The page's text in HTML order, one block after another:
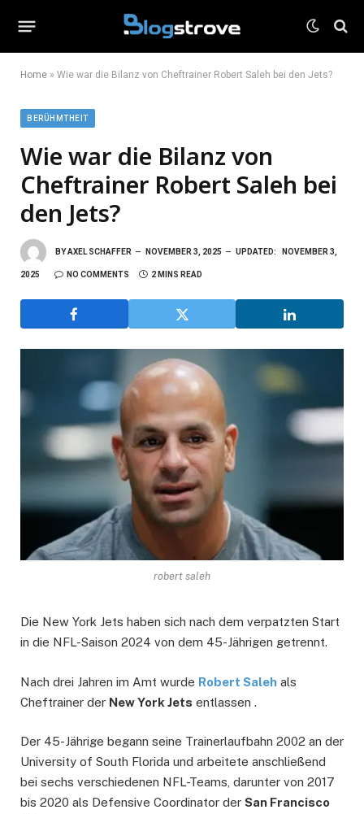
Home » Wie war die Bilanz von Cheftrainer Robert Saleh bei den Jets?
BERÜHMTHEIT
Wie war die Bilanz von
Cheftrainer Robert Saleh bei
den Jets?
BYAXEL SCHAFFER NOVEMBER 3, 2025 UPDATED: NOVEMBER 3,
2025 NO COMMENTS 2 MINS READ
robert saleh
Die New York Jets haben sich nach dem verpatzten Start
in die NFL-Saison 2024 von dem 45-Jährigen getrennt.
Nach drei Jahren im Amt wurde Robert Saleh als
Cheftrainer der New York Jets entlassen .
Der 45-Jährige begann seine Trainerlaufbahn 2002 an der
University of South Florida und arbeitete anschließend
bei sechs verschiedenen NFL-Teams, darunter von 2017
bis 2020 als Defensive Coordinator der San Francisco